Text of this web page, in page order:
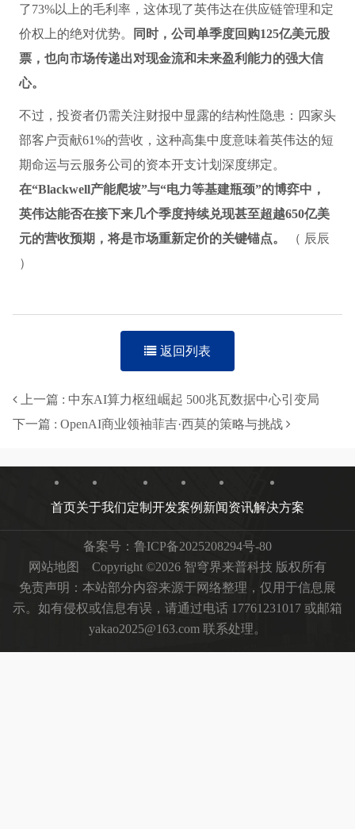
了73%以上的毛利率，这体现了英伟达在供应链管理和定
价权上的绝对优势。
同时，公司单季度回购125亿美元股
票，也向市场传递出对现金流和未来盈利能力的强大信
心。
不过，投资者仍需关注财报中显露的结构性隐患：四家头
部客户贡献61%的营收，这种高集中度意味着英伟达的短
期命运与云服务公司的资本开支计划深度绑定。
在“Blackwell产能爬坡”与“电力等基建瓶颈”的博弈中，
英伟达能否在接下来几个季度持续兑现甚至超越650亿美
元的营收预期，将是市场重新定价的关键锚点。
（ 辰辰
）
返回列表
上一篇 : 中东AI算力枢纽崛起 500兆瓦数据中心引变局
下一篇 : OpenAI商业领袖菲吉·西莫的策略与挑战
首页 关于我们定制开发案例 新闻资讯解决方案
备案号： 鲁ICP备2025208294号-80
网站地图
Copyright ©2026 智穹界来普科技 版权所有
免责声明：本站部分内容来源于网络整理，仅用于信息展
示。如有侵权或信息有误，请通过电话 17761231017 或邮箱
yakao2025@163.com 联系处理。